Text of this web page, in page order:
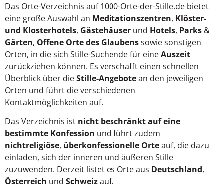
Das Orte-Verzeichnis auf 1000-Orte-der-Stille.de bietet
eine große Auswahl an Meditationszentren, Klöster-
und Klosterhotels, Gästehäuser und Hotels, Parks &
Gärten, Offene Orte des Glaubenssowie sonstigen
Orten, in die sich Stille-Suchende für eineAuszeit
zurückziehen können. Es verschafft einen schnellen
Überblick über dieStille-Angebotean den jeweiligen
Orten und führt die verschiedenen
Kontaktmöglichkeiten auf.
Das Verzeichnis ist nicht beschränkt auf eine
bestimmte Konfession und führt zudem
nichtreligiöse, überkonfessionelle Orteauf, die dazu
einladen, sich der inneren und äußeren Stille
zuzuwenden. Derzeit listet es Orte aus Deutschland,
Österreich und Schweizauf.